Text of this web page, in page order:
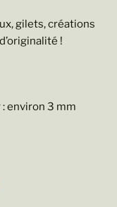
gilets, créations
!
environ 3 mm